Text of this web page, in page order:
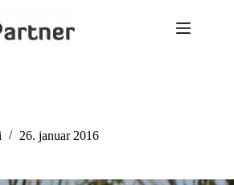
26. januar 2016